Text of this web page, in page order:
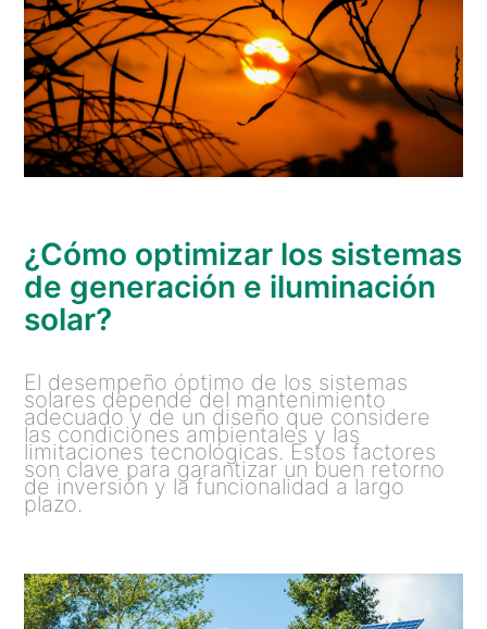
¿Cómo optimizar los sistemas
de generación e iluminación
solar?
El desempeño óptimo de los sistemas
solares depende del mantenimiento
adecuado y de un diseño que considere
las condiciones ambientales y las
limitaciones tecnológicas. Estos factores
son clave para garantizar un buen retorno
de inversión y la funcionalidad a largo
plazo.